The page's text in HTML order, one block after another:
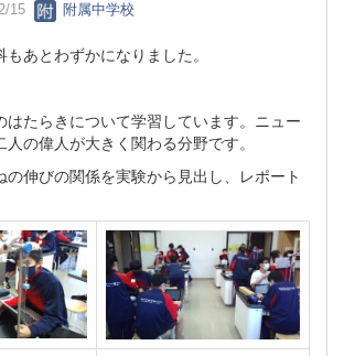
15 附属中学校
もあとわずかになりました。
はたらきについて学習しています。ニュー
人の偉人が大きく関わる分野です。
の伸びの関係を実験から見出し、レポート